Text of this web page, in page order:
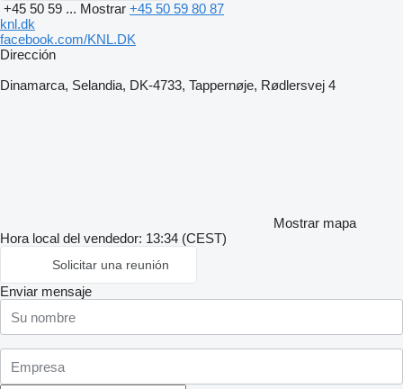
+45 50 59 ... Mostrar +45 50 59 80 87
knl.dk
facebook.com/KNL.DK
Dirección
Dinamarca, Selandia, DK-4733, Tappernøje, Rødlersvej 4
Mostrar mapa
Hora local del vendedor: 13:34 (CEST)
Solicitar una reunión
Enviar mensaje